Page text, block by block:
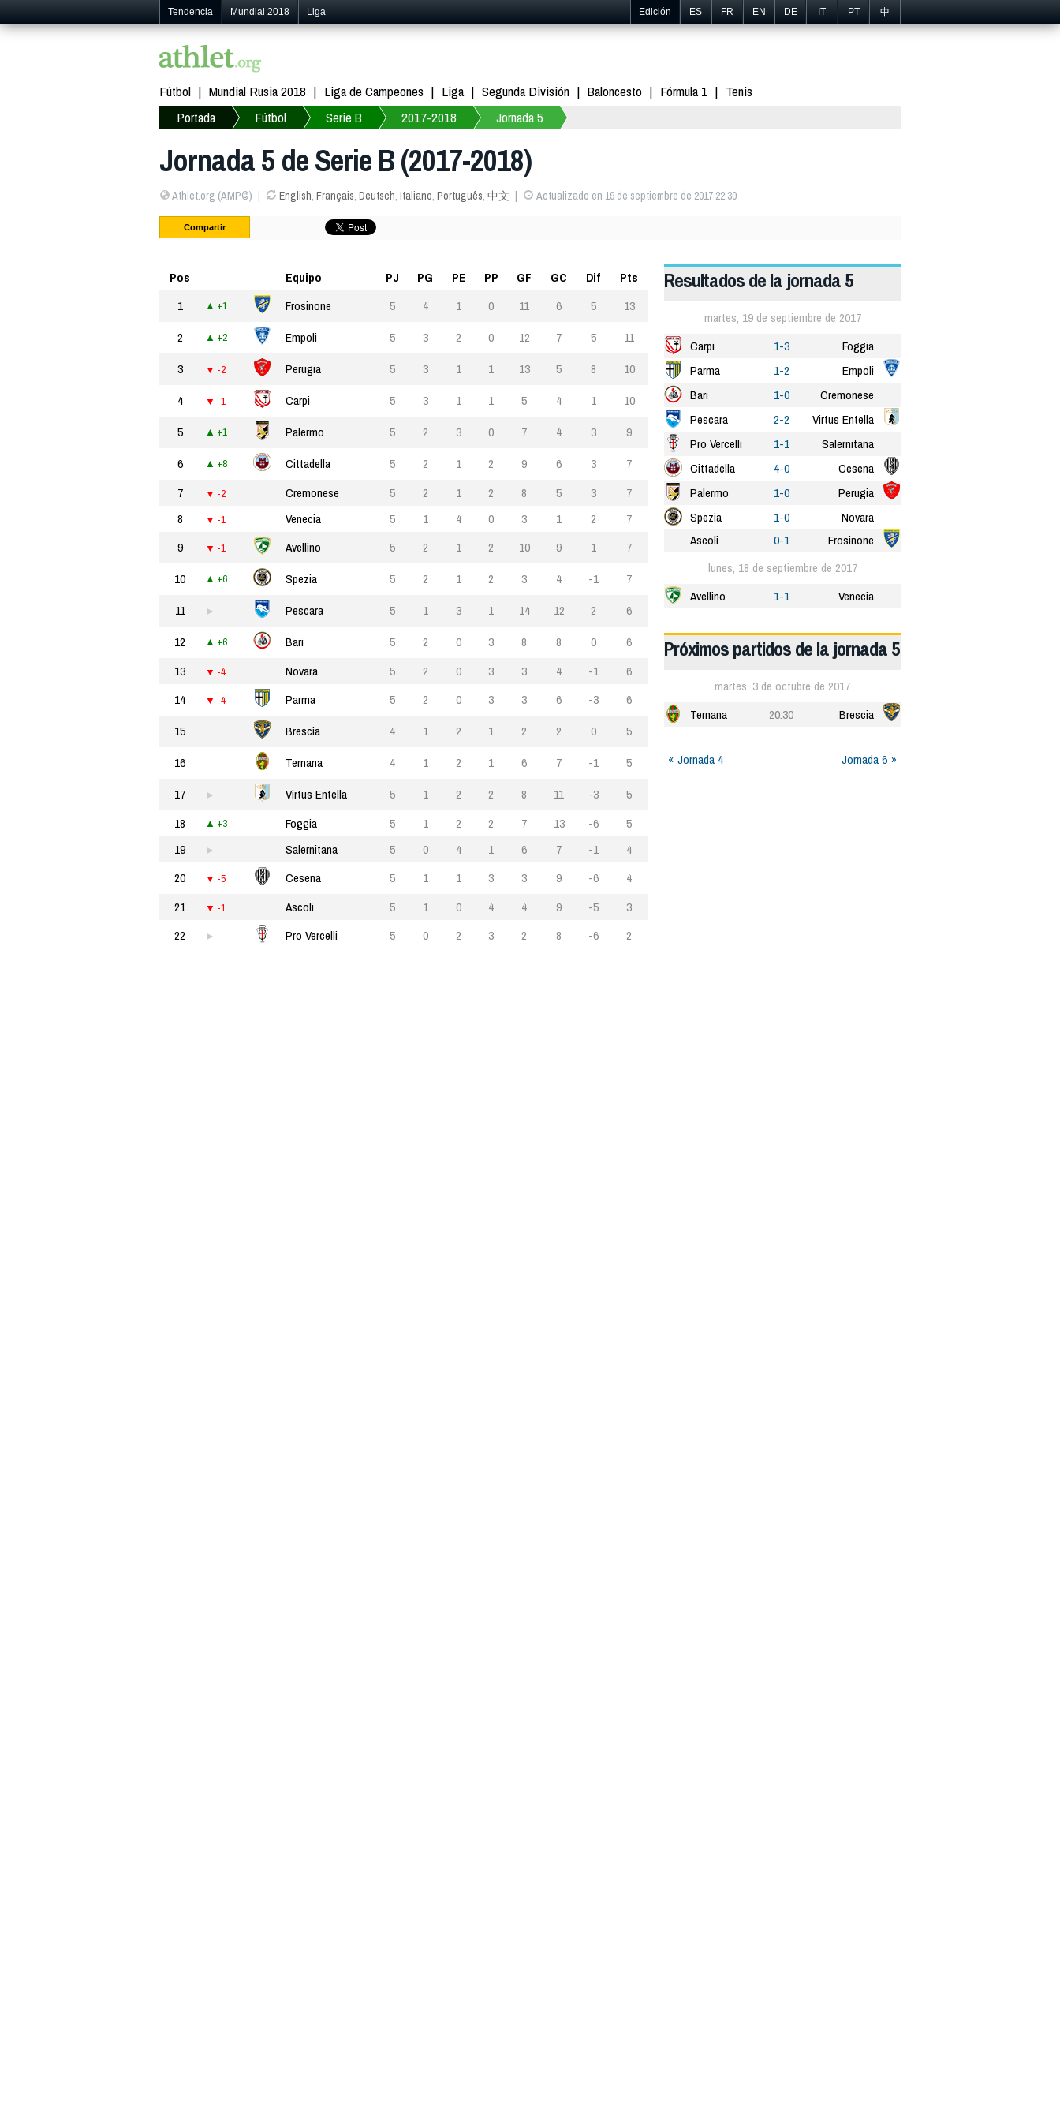
Tendencia Mundial 2018 Liga Edición ES FR EN DE IT PT 中
Fútbol Mundial Rusia 2018 Liga de Campeones Liga Segunda División Baloncesto Fórmula 1
Tenis
Portada
Fútbol Serie B 2017-2018 Jornada 5
Jornada 5 de Serie B (2017-2018)
Athlet.org (AMP©) English, Français, Deutsch, Italiano, Português, 中文 Actualizado en 19 de septiembre de 2017 22:30
Compartir
Resultados de la jornada 5
martes, 19 de septiembre de 2017
Carpi
1-3
Foggia
Parma
1-2
Empoli
Bari
1-0
Cremonese
Pescara
2-2
Virtus Entella
Pro Vercelli
1-1
Salernitana
Cittadella
4-0
Cesena
Palermo
1-0
Perugia
Spezia
1-0
Novara
Ascoli
0-1
Frosinone
lunes, 18 de septiembre de 2017
Avellino
1-1 Venecia
Próximos partidos de la jornada 5
martes, 3 de octubre de 2017
Ternana
20:30 Brescia
Jornada 4 Jornada 6
Pos Equipo PJ PG PE PP GF GC Dif
Pts
1
+1 Frosinone 5 4 1 0 11 6 5
13
2
+2 Empoli 5 3 2 0 12 7 5
11
3
-2 Perugia 5 3 1 1 13 5 8
10
4
-1 Carpi 5 3 1 1 5 4 1
10
5
+1 Palermo 5 2 3 0 7 4 3
9
6
+8 Cittadella 5 2 1 2 9 6 3
7
7
-2 Cremonese 5 2 1 2 8 5 3
7
8
-1 Venecia 5 1 4 0 3 1 2
7
9
-1 Avellino 5 2 1 2 10 9 1
7
10
+6 Spezia 5 2 1 2 3 4 -1
7
11
Pescara 5 1 3 1 14 12 2
6
12
+6 Bari 5 2 0 3 8 8 0
6
13
-4 Novara 5 2 0 3 3 4 -1
6
14
-4 Parma 5 2 0 3 3 6 -3
6
15
Brescia 4 1 2 1 2 2 0
5
16
Ternana 4 1 2 1 6 7 -1
5
17
Virtus Entella 5 1 2 2 8 11 -3
5
18
+3 Foggia 5 1 2 2 7 13 -6
5
19
Salernitana 5 0 4 1 6 7 -1
4
20
-5 Cesena 5 1 1 3 3 9 -6
4
21
-1 Ascoli 5 1 0 4 4 9 -5
3
22
Pro Vercelli 5 0 2 3 2 8 -6 2